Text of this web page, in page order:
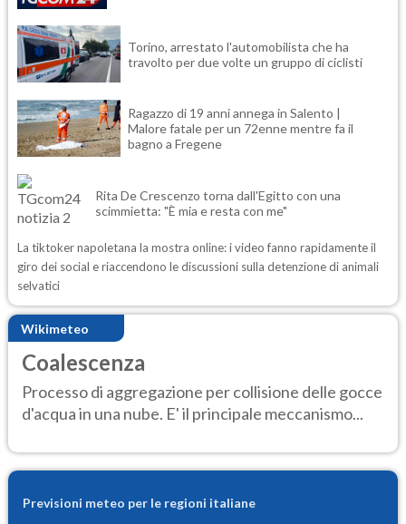
Torino, arrestato l'automobilista che ha
travolto per due volte un gruppo di ciclisti
Ragazzo di 19 anni annega in Salento |
Malore fatale per un 72enne mentre fa il
bagno a Fregene
Rita De Crescenzo torna dall'Egitto con una
scimmietta: "È mia e resta con me"
La tiktoker napoletana la mostra online: i video fanno rapidamente il
giro dei social e riaccendono le discussioni sulla detenzione di animali
selvatici
Wikimeteo
Coalescenza
Processo di aggregazione per collisione delle gocce
d'acqua in una nube. E' il principale meccanismo...
Previsioni meteo per le regioni italiane